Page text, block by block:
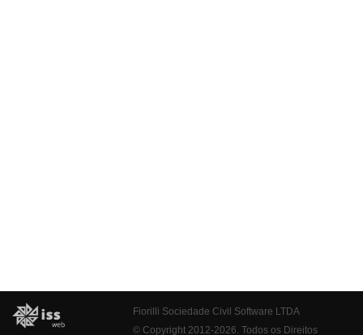
Fiorilli Sociedade Civil Software LTDA
© Copyright 2012-2026. Todos os Direitos